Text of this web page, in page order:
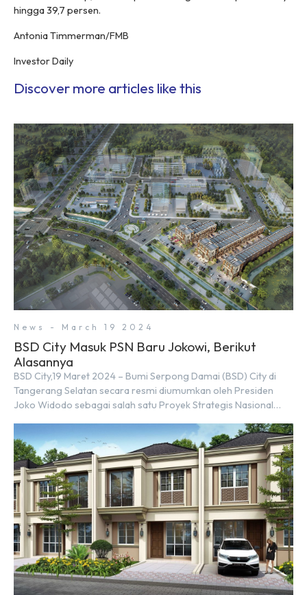
hingga 39,7 persen.
Antonia Timmerman/FMB
Investor Daily
Discover more articles like this
News - March 19 2024
BSD City Masuk PSN Baru Jokowi, Berikut
Alasannya
BSD City,19 Maret 2024 – Bumi Serpong Damai (BSD) City di
Tangerang Selatan secara resmi diumumkan oleh Presiden
Joko Widodo sebagai salah satu Proyek Strategis Nasional
Koordinator Bidang Perekonomian, Airlangga Hartarto, setelah
Rapat Terbatas (ratas) bersama Jokowi di Istana Kepresidenan
pada hari Senin, 18 Maret 2024. Selain […]